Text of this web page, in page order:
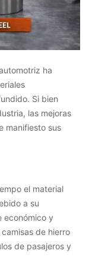
ha
Si bien
las mejoras
manifiesto sus
el material
a su
económico y
de hierro
de pasajeros y